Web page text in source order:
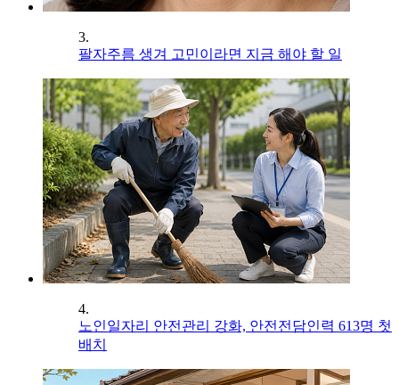
3.
팔자주름 생겨 고민이라면 지금 해야 할 일
4.
노인일자리 안전관리 강화, 안전전담인력 613명 첫
배치